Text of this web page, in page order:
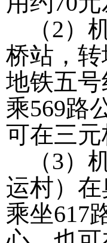
（2）
桥站，
地铁五
乘569路
可在三
（3）
运村）
乘坐617